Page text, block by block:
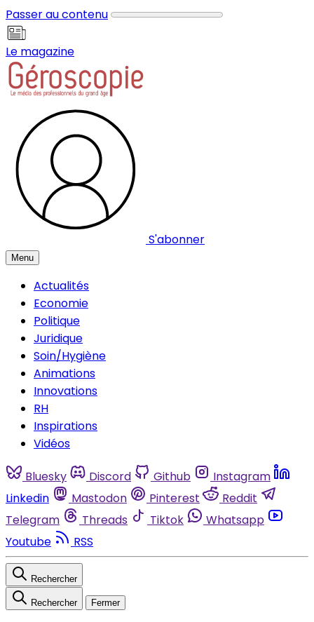
Passer au contenu
Le magazine
S'abonner
Menu
Actualités
Economie
Politique
Juridique
Soin/Hygiène
Animations
Innovations
RH
Inspirations
Vidéos
Bluesky Discord Github
Instagram
Linkedin
Mastodon Pinterest
Reddit
Telegram
Threads Tiktok
Whatsapp
Youtube
RSS
Rechercher
Rechercher Fermer
Panneau de gestion des cookies